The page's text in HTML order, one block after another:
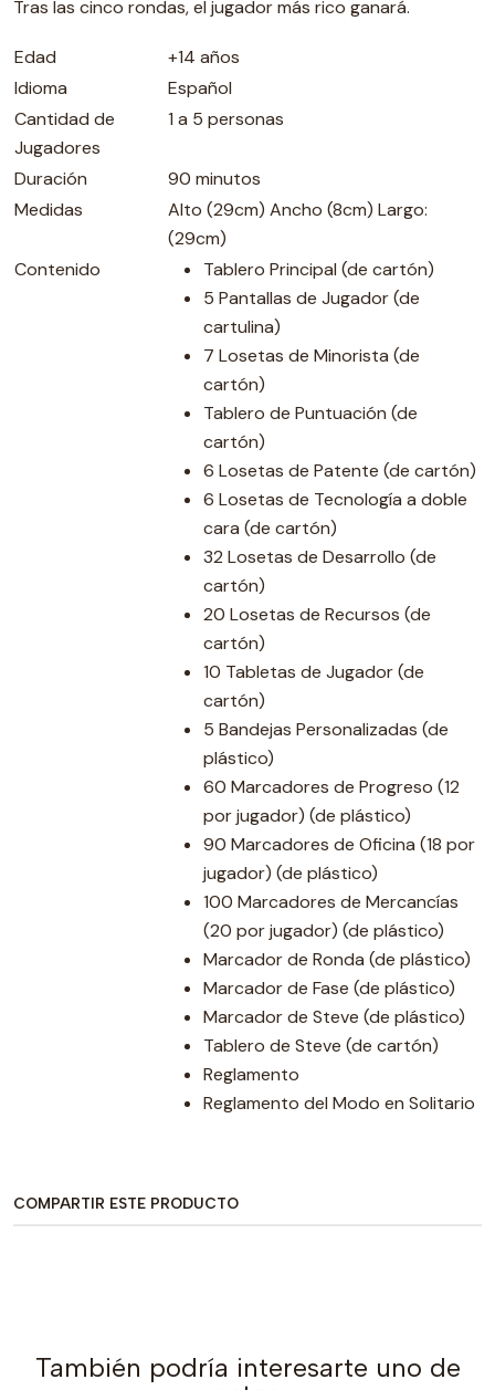
Tras las cinco rondas, el jugador más rico ganará.
Edad
+14 años
Idioma
Español
Cantidad de
Jugadores
1 a 5 personas
Duración
90 minutos
Medidas
Alto (29cm) Ancho (8cm) Largo:
(29cm)
Contenido
Tablero Principal (de cartón)
5 Pantallas de Jugador (de
cartulina)
7 Losetas de Minorista (de
cartón)
Tablero de Puntuación (de
cartón)
6 Losetas de Patente (de cartón)
6 Losetas de Tecnología a doble
cara (de cartón)
32 Losetas de Desarrollo (de
cartón)
20 Losetas de Recursos (de
cartón)
10 Tabletas de Jugador (de
cartón)
5 Bandejas Personalizadas (de
plástico)
60 Marcadores de Progreso (12
por jugador) (de plástico)
90 Marcadores de Oficina (18 por
jugador) (de plástico)
100 Marcadores de Mercancías
(20 por jugador) (de plástico)
Marcador de Ronda (de plástico)
Marcador de Fase (de plástico)
Marcador de Steve (de plástico)
Tablero de Steve (de cartón)
Reglamento
Reglamento del Modo en Solitario
COMPARTIR ESTE PRODUCTO
También podría interesarte uno de